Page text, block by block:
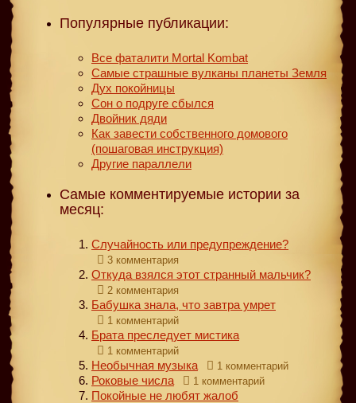
Популярные публикации:
Все фаталити Mortal Kombat
Самые страшные вулканы планеты Земля
Дух покойницы
Сон о подруге сбылся
Двойник дяди
Как завести собственного домового
(пошаговая инструкция)
Другие параллели
Самые комментируемые истории за
месяц:
Случайность или предупреждение?
3 комментария
Откуда взялся этот странный мальчик?
2 комментария
Бабушка знала, что завтра умрет
1 комментарий
Брата преследует мистика
1 комментарий
Необычная музыка 1 комментарий
Роковые числа 1 комментарий
Покойные не любят жалоб